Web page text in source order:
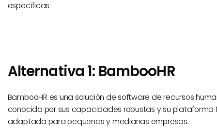
específicas.
Alternativa 1: BambooHR
BambooHR es una solución de software de recursos
conocida por sus capacidades robustas y su plataforma
adaptada para pequeñas y medianas empresas.